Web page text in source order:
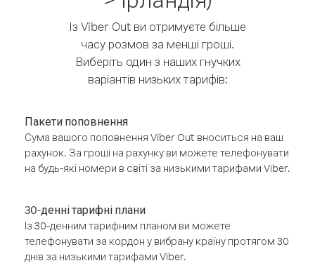
Із Viber Out ви отримуєте більше
часу розмов за менші гроші.
Виберіть один з наших гнучких
варіантів низьких тарифів:
Пакети поповнення
Сума вашого поповнення Viber Out вноситься на ваш
рахунок. За гроші на рахунку ви можете телефонувати
на будь-які номери в світі за низькими тарифами Viber.
30-денні тарифні плани
Із 30-денним тарифним планом ви можете
телефонувати за кордон у вибрану країну протягом 30
днів за низькими тарифами Viber.